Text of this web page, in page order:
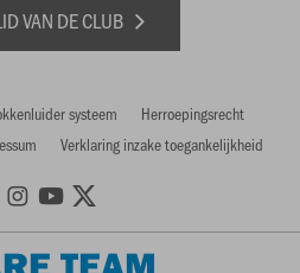
VAN DE CLUB
systeem
Herroepingsrecht
Verklaring inzake toegankelijkheid